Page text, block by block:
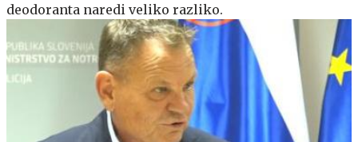
deodoranta naredi veliko razliko.